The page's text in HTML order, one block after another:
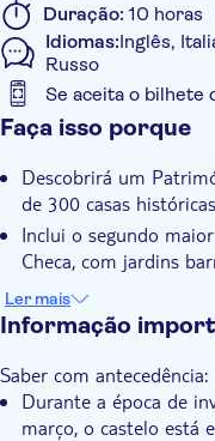
Ao explorar a cidade a
bem preservado,
de pequenas lojas que
castelo foi outrora a
incluindo os Rosenbergs,
legado ainda hoje molda
Duração: 10 horas
Idiomas:Inglês,
Russo
Se aceita o bilhete
Informações
Tour guiado
Voucher eletrônico
Grupo padrão
Pick up no hotel
Transporte incluído
Faça isso porque
Descobrirá um
de 300 casas históricas
Inclui o segundo
Checa, com jardins
Um passeio pelas
da cidade e os
Ler mais
Informação
Saber com antecedência:
Durante a época de
março, o castelo está